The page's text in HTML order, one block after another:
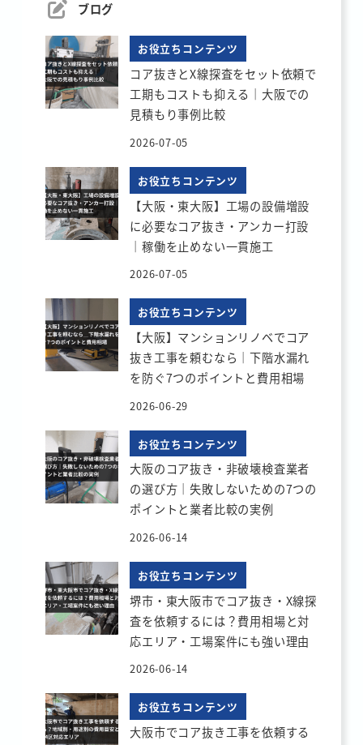
ブログ
お役立ちコンテンツ
コア抜きとX線探査をセット依頼で
工期もコストも抑える｜大阪での
見積もり事例比較
2026-07-05
お役立ちコンテンツ
【大阪・東大阪】工場の設備増設
に必要なコア抜き・アンカー打設
｜稼働を止めない一貫施工
2026-07-05
お役立ちコンテンツ
【大阪】マンションリノベでコア
抜き工事を頼むなら｜下階水漏れ
を防ぐ7つのポイントと費用相場
2026-06-29
お役立ちコンテンツ
大阪のコア抜き・非破壊検査業者
の選び方｜失敗しないための7つの
ポイントと業者比較の実例
2026-06-14
お役立ちコンテンツ
堺市・東大阪市でコア抜き・X線探
査を依頼するには？費用相場と対
応エリア・工場案件にも強い理由
2026-06-14
お役立ちコンテンツ
大阪市でコア抜き工事を依頼する